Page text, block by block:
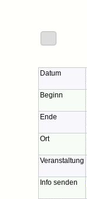
Datum
Beginn
Ende
Ort
Veranstaltung
Info senden